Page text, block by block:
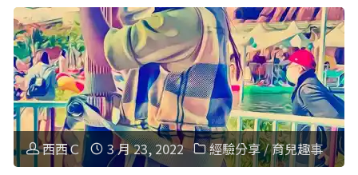
幼
兒
園，
畢
業
兒
園
回
家
西西Ｃ 3 月 23, 2022 經驗分享/育兒趣事